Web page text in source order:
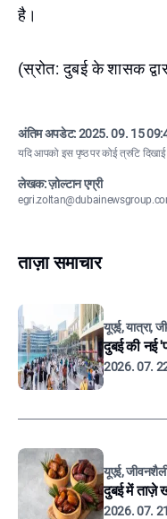
है।
(स्रोत: दुबई के शासक
अंतिम अपडेट:2025. 09. 15
यदि आपको इस पृष्ठ पर कोई त्रुटि
लेखक: ज़ोल्टान एग्री
ताज़ा समाचार
यूएई, यात्रा,
दुबई की नई
2026. 07.
यूएई,
दुबई में ताज़े
2026. 07. 21